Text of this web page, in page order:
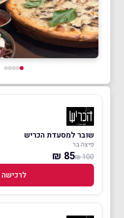
שובר למסעדת הכריש
פיצה בר
100 ₪
85 ₪
לרכישה